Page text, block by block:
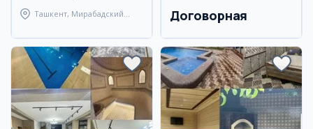
Ташкент, Мирабадский
Договорная